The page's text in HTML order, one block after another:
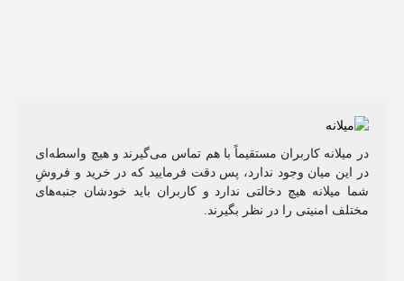
در میلانه کاربران مستقیماً با هم تماس می‌گیرند و هیچ واسطه‌ای
در این میان وجود ندارد، پس دقت فرمایید که در خرید و فروشِ
شما میلانه هیچ دخالتی ندارد و کاربران باید خودشان جنبه‌های
مختلف امنیتی را در نظر بگیرند.